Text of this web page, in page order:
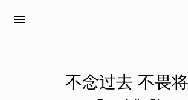
menu
不念过去 不畏